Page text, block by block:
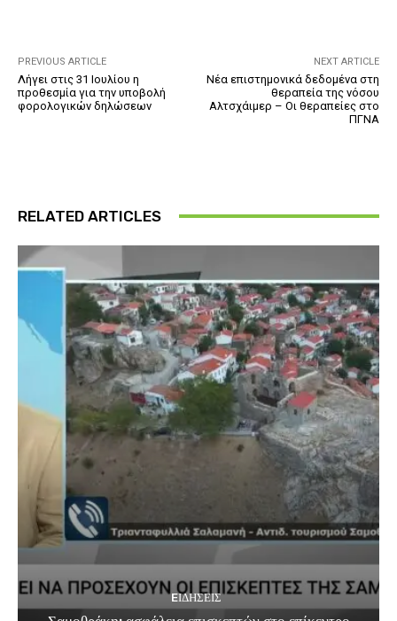
PREVIOUS ARTICLE
Λήγει στις 31 Ιουλίου η
προθεσμία για την υποβολή
φορολογικών δηλώσεων
NEXT ARTICLE
Νέα επιστημονικά δεδομένα στη
θεραπεία της νόσου
Αλτσχάιμερ – Οι θεραπείες στο
ΠΓΝΑ
RELATED ARTICLES
EΙΔΗΣΕΙΣ